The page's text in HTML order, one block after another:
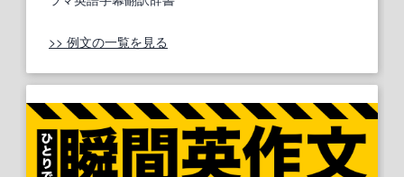
>> 例文の一覧を見る